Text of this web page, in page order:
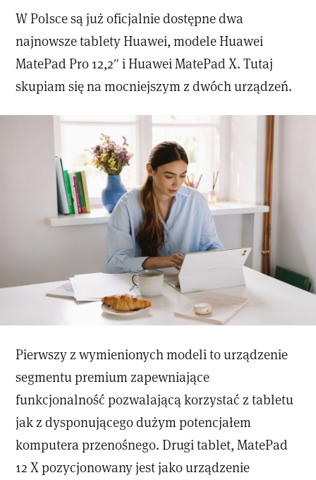
W Polsce są już oficjalnie dostępne dwa
najnowsze tablety Huawei, modele Huawei
MatePad Pro 12,2″ i Huawei MatePad X. Tutaj
skupiam się na mocniejszym z dwóch urządzeń.
Pierwszy z wymienionych modeli to urządzenie
segmentu premium zapewniające
funkcjonalność pozwalającą korzystać z tabletu
jak z dysponującego dużym potencjałem
komputera przenośnego. Drugi tablet, MatePad
12 X pozycjonowany jest jako urządzenie